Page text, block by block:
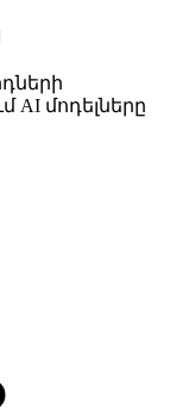
AI մոդելները